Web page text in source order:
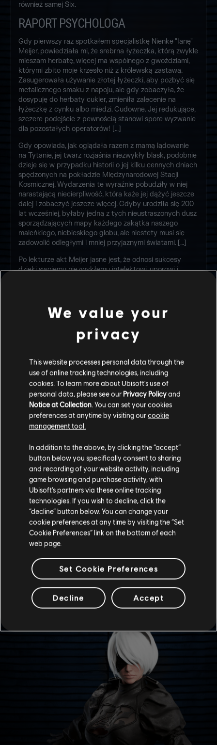
również samej Six.
RAPORT PSYCHOLOGA
Gdy pierwszy raz spotkałem specjalistkę Nienke "Ianę"
Meijer, powiedziała mi, że srebrna łyżeczka, którą zwykle
mieszam herbatę, więcej ma wspólnego z gwoździami,
którymi zbito moje krzesło niż z królewską zastawą.
Zasugerowała używanie złotej łyżeczki, aby pozbyć się
metalicznego smaku z napoju, ale gdy zobaczyła, że
dosypuję do herbaty cukier, zmieniła zalecenie na
łyżeczkę z cynku albo miedzi. Cudowne. Jej redukujące,
szczere podejście z pewnością stanowi spore wyzwanie
dla pozostałych operatorów! […]
Gdy opowiada, jak oglądała razem z mamą lądowanie
na Tytanie, jej twarz rozjaśnia niezwykły blask, podobnie
dzieje się w przypadku historii o jej kilku cennych dniach
spędzonych na pokładzie Międzynarodowej Stacji
Kosmicznej. Wydarzenia te wyraźnie pobudziły w niej
narastającą niecierpliwość, która każe jej dążyć jeszcze
dalej i zobaczyć jeszcze więcej. Gdyby urodziła się 200
lat wcześniej, byłaby jedną z tych nieustraszonych dusz
sporządzających mapy każdego zakątka naszego
maleńkiego, niebieskiego globu, ale niestety musi się
zadowolić odległymi i mniej przyjaznymi światami. […]
Po lekturze akt Meijer jasne jest, że odnosi sukcesy
dzięki swojemu niezwykłemu intelektowi, uporowi i
skórze albinoski nie jest łatwe, niezależnie od poziomu
tolerancji społeczeństwa. Poznała ludzką niechęć i
dziecięce przezwiska, ale te trudne chwile zbudowały w
niej determinację i pewność siebie. Gdy jest sama,
drodze, nie zważając na koszty. […]
Chętnie dzieli się swoimi doświadczeniami i wiedzą, nie
ma również problemu z rozwijaniem się w zupełnie innym
zespole niż jej naturalne środowisko. Niesamowita jest jej
zdolność analizowania tysięcy scenariuszy i budowania
osobnych aspektów samej siebie, dzięki czemu potrafi
zajmować się wszystkimi jednocześnie. Zwykle ludzie
umiarkowane wyniki we wszystkich dziedzinach, ale
tutaj Meijer również stanowi wyjątek. […]
Jestem całkowicie pewien, że Meijer będzie stanowić
cenny nabytek dla Rainbow. Trzeba jednak pamiętać, że
podobnie jak w wypadku specjalistek Elizy "Ash" Cohen
oraz Eleny "Miry" Álvarez, kluczowe będzie zbudowanie
synergii z resztą zespołu, w przeciwnym razie
operatorka będzie starała się rozwiązywać wszystkie
problemy osobiście.
ELITARNĄ SKÓRKĘ
We value your
privacy
This website processes personal data through the
use of online tracking technologies, including
cookies. To learn more about Ubisoft's use of
personal data, please see our Privacy Policyand
Notice at Collection . You can set your cookies
preferences at anytime by visiting ourcookie
management tool.
In addition to the above, by clicking the “accept”
button below you specifically consent to sharing
and recording of your website activity, including
game browsing and purchase activity, with
Ubisoft’s partners via these online tracking
technologies. If you wish to decline, click the
“decline” button below. You can change your
cookie preferences at any time by visiting the “Set
Cookie Preferences” link on the bottom of each
web page.
Set Cookie Preferences
Decline Accept